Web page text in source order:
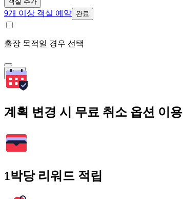
9개 이상 객실 예약 완료
출장 목적일 경우 선택
검색
계획 변경 시 무료 취소 옵션 이용
1박당 리워드 적립